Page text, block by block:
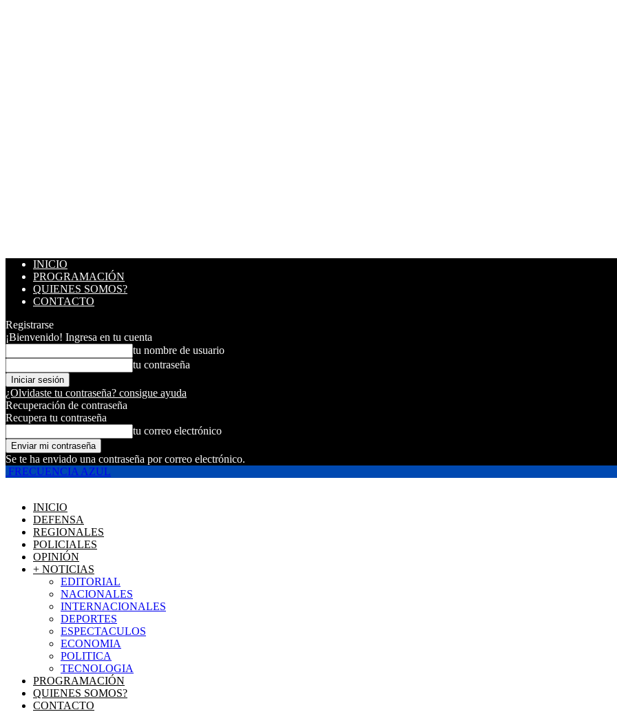
INICIO
PROGRAMACIÓN
QUIENES SOMOS?
CONTACTO
Registrarse
¡Bienvenido! Ingresa en tu cuenta
tu nombre de usuario
tu contraseña
¿Olvidaste tu contraseña? consigue ayuda
Recuperación de contraseña
Recupera tu contraseña
tu correo electrónico
Se te ha enviado una contraseña por correo electrónico.
FRECUENCIA AZUL
INICIO
DEFENSA
REGIONALES
POLICIALES
OPINIÓN
+ NOTICIAS
EDITORIAL
NACIONALES
INTERNACIONALES
DEPORTES
ESPECTACULOS
ECONOMIA
POLITICA
TECNOLOGIA
PROGRAMACIÓN
QUIENES SOMOS?
CONTACTO